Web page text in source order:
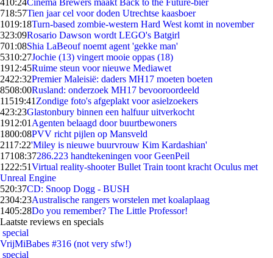
410:24Cinema Brewers maakt Back to the Future-bier
718:57Tien jaar cel voor doden Utrechtse kaasboer
1019:18Turn-based zombie-western Hard West komt in november
323:09Rosario Dawson wordt LEGO's Batgirl
701:08Shia LaBeouf noemt agent 'gekke man'
5310:27Jochie (13) vingert mooie oppas (18)
1912:45Ruime steun voor nieuwe Mediawet
2422:32Premier Maleisië: daders MH17 moeten boeten
8508:00Rusland: onderzoek MH17 bevooroordeeld
11519:41 Zondige foto's afgeplakt voor asielzoekers
423:23Glastonbury binnen een halfuur uitverkocht
1912:01 Agenten belaagd door buurtbewoners
1800:08PVV richt pijlen op Mansveld
2117:22'Miley is nieuwe buurvrouw Kim Kardashian'
17108:37286.223 handtekeningen voor GeenPeil
1222:51Virtual reality-shooter Bullet Train toont kracht Oculus met
Unreal Engine
520:37CD: Snoop Dogg - BUSH
2304:23Australische rangers worstelen met koalaplaag
1405:28Do you remember? The Little Professor!
Laatste reviews en specials
special
VrijMiBabes #316 (not very sfw!)
special